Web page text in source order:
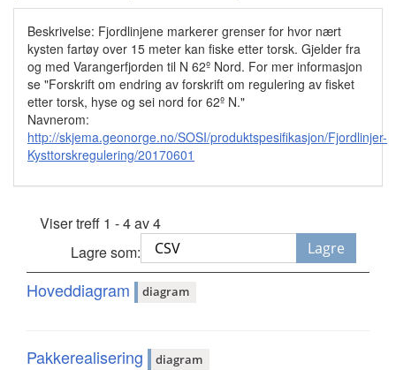
Beskrivelse: Fjordlinjene markerer grenser for hvor nært
kysten fartøy over 15 meter kan fiske etter torsk. Gjelder fra
og med Varangerfjorden til N 62º Nord. For mer informasjon
se "Forskrift om endring av forskrift om regulering av fisket
etter torsk, hyse og sei nord for 62º N."
Navnerom:
http://skjema.geonorge.no/SOSI/produktspesifikasjon/Fjordlinjer-
Kysttorskregulering/20170601
Viser treff 1 - 4 av 4
Lagre som:
Lagre
Hoveddiagram diagram
Pakkerealisering diagram